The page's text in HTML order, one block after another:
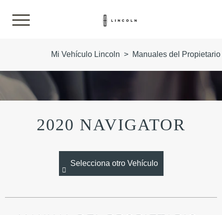
Mi Vehículo Lincoln > Manuales del
2020 NAVIGATOR
Selecciona otro Vehículo